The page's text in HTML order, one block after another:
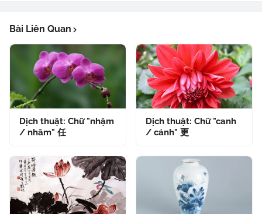
Bài Liên Quan
Dịch thuật: Chữ "nhậm
/ nhâm" 任
Dịch thuật: Chữ "canh
/ cánh" 更